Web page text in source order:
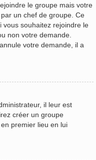
le groupe mais votre
un chef de groupe. Ce
souhaitez rejoindre le
non votre demande.
votre demande, il a
il leur est
créer un groupe
en premier lieu en lui